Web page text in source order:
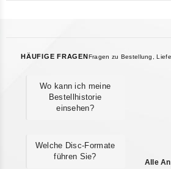
HÄUFIGE FRAGEN Fragen zu Bestellung,
Wo kann ich meine
Bestellhistorie
einsehen?
Welche Disc-Formate
führen Sie?
Alle